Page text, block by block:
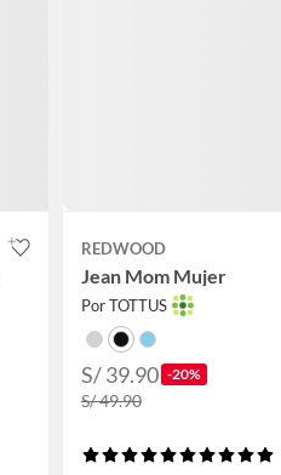
REDWOOD
Jean Mom Mujer
Por TOTTUS
S/ 39.90 -20%
S/ 49.90